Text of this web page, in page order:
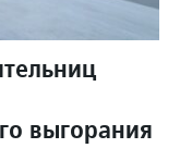
выгорания